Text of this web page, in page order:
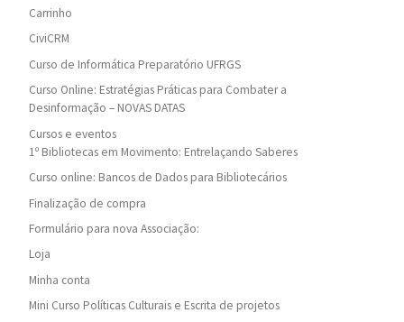
Carrinho
CiviCRM
Curso de Informática Preparatório UFRGS
Curso Online: Estratégias Práticas para Combater a
Desinformação – NOVAS DATAS
Cursos e eventos
1º Bibliotecas em Movimento: Entrelaçando Saberes
Curso online: Bancos de Dados para Bibliotecários
Finalização de compra
Formulário para nova Associação:
Loja
Minha conta
Mini Curso Políticas Culturais e Escrita de projetos